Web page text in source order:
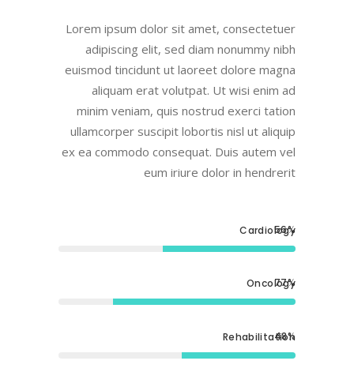
Lorem ipsum dolor sit amet, consectetuer
adipiscing elit, sed diam nonummy nibh
euismod tincidunt ut laoreet dolore magna
aliquam erat volutpat. Ut wisi enim ad
minim veniam, quis nostrud exerci tation
ullamcorper suscipit lobortis nisl ut aliquip
ex ea commodo consequat. Duis autem vel
eum iriure dolor in hendrerit
Cardiology
56
Oncology
77
Rehabilitation
48